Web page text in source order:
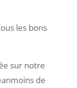
les bons
sur notre
de